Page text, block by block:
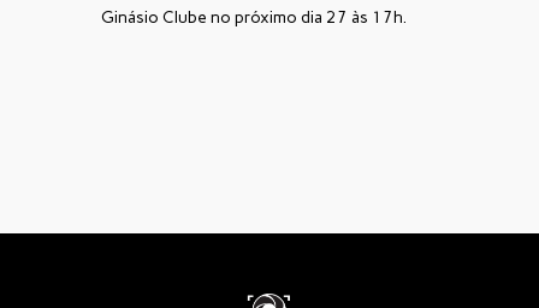
Ginásio Clube no próximo dia 27 às 17h.